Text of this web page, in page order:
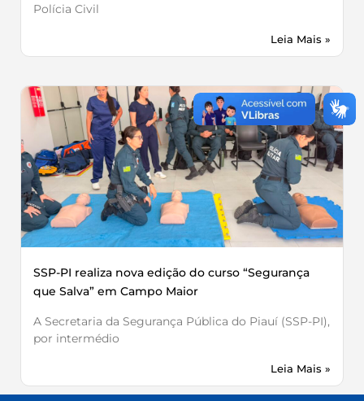
Polícia Civil
Leia Mais »
SSP-PI realiza nova edição do curso “Segurança
que Salva” em Campo Maior
A Secretaria da Segurança Pública do Piauí (SSP-PI),
por intermédio
Leia Mais »